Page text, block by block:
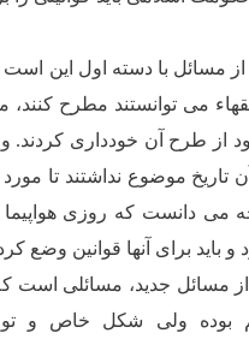
مسائل با دسته اول این
مى توانستند مطرح كنند،
از طرح آن خوددارى كردند.
تاریخ موضوع نداشتند تا
مى دانست كه روزى هواپیما
باید براى آنها قوانین وضع
مسائل جدید، مسائلى است
بوده ولى شكل خاص و